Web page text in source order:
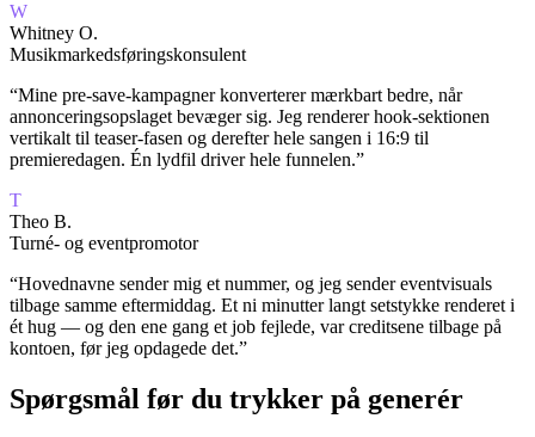
W
Whitney O.
Musikmarkedsføringskonsulent
“Mine pre-save-kampagner konverterer mærkbart bedre, når
annonceringsopslaget bevæger sig. Jeg renderer hook-sektionen
vertikalt til teaser-fasen og derefter hele sangen i 16:9 til
premieredagen. Én lydfil driver hele funnelen.”
T
Theo B.
Turné- og eventpromotor
“Hovednavne sender mig et nummer, og jeg sender eventvisuals
tilbage samme eftermiddag. Et ni minutter langt setstykke renderet i
ét hug — og den ene gang et job fejlede, var creditsene tilbage på
kontoen, før jeg opdagede det.”
Spørgsmål før du trykker på generér